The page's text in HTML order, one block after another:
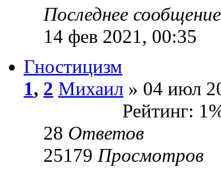
Последнее
14 фев 2021, 00:35
Гностицизм
1, 2 Михаил » 04 июл
Рейтинг:
28 Ответов
25179 Просмотров